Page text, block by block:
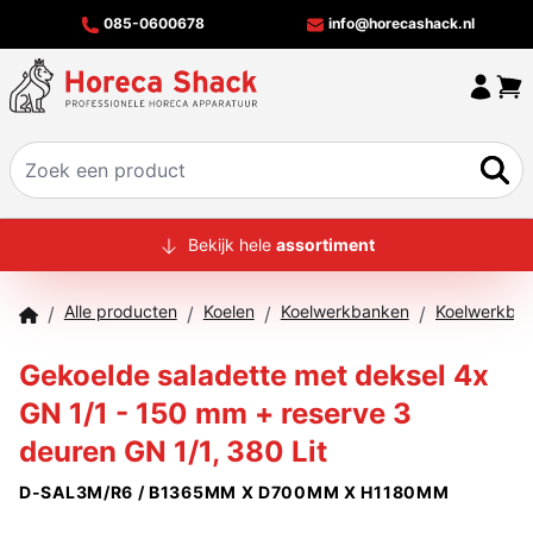
085-0600678 info@horecashack.nl
HOME
OVER ONS
MERKEN
OFFERTECHECKER
CONTACT
Bekijk hele assortiment
/ Alle producten / Koelen / Koelwerkbanken /
Gekoelde saladette met deksel 4x
GN 1/1 - 150 mm + reserve 3
deuren GN 1/1, 380 Lit
D-SAL3M/R6 / B1365MM X D700MM X H1180MM